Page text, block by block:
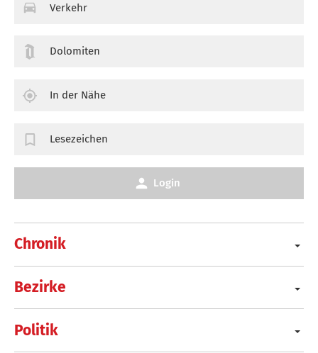
Chronik
Bezirke
Politik
Verkehr
Dolomiten
In der Nähe
Lesezeichen
Login